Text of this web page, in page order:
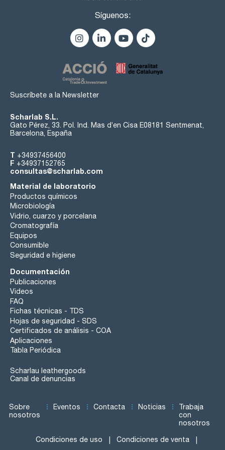
Síguenos:
Suscríbete a la Newsletter
Scharlab S.L.
Gato Pérez, 33. Pol. Ind. Mas d’en Cisa E08181 Sentmenat,
Barcelona, España
T +34937456400
F +34937152765
consultas@scharlab.com
Material de laboratorio
Productos químicos
Microbiología
Vidrio, cuarzo y porcelana
Cromatografía
Equipos
Consumible
Seguridad e higiene
Documentación
Publicaciones
Videos
FAQ
Fichas técnicas - TDS
Hojas de seguridad - SDS
Certificados de análisis - COA
Aplicaciones
Tabla Periódica
Scharlau leathergoods
Canal de denuncias
Sobre
nosotros
Eventos Contacta Noticias
Trabaja
con
nosotros
Condiciones de uso Condiciones de venta